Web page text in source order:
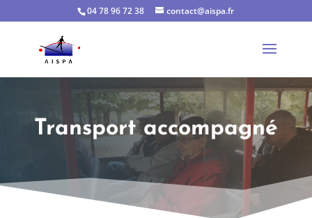
04 78 96 72 38 contact@aispa.fr
Transport accompagné